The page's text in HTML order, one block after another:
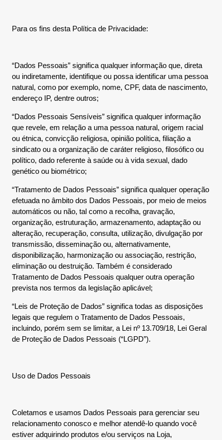
Para os fins desta Política de Privacidade:
“Dados Pessoais” significa qualquer informação que, direta
ou indiretamente, identifique ou possa identificar uma pessoa
natural, como por exemplo, nome, CPF, data de nascimento,
endereço IP, dentre outros;
“Dados Pessoais Sensíveis” significa qualquer informação
que revele, em relação a uma pessoa natural, origem racial
ou étnica, convicção religiosa, opinião política, filiação a
sindicato ou a organização de caráter religioso, filosófico ou
político, dado referente à saúde ou à vida sexual, dado
genético ou biométrico;
“Tratamento de Dados Pessoais” significa qualquer operação
efetuada no âmbito dos Dados Pessoais, por meio de meios
automáticos ou não, tal como a recolha, gravação,
organização, estruturação, armazenamento, adaptação ou
alteração, recuperação, consulta, utilização, divulgação por
transmissão, disseminação ou, alternativamente,
disponibilização, harmonização ou associação, restrição,
eliminação ou destruição. Também é considerado
Tratamento de Dados Pessoais qualquer outra operação
prevista nos termos da legislação aplicável;
“Leis de Proteção de Dados” significa todas as disposições
legais que regulem o Tratamento de Dados Pessoais,
incluindo, porém sem se limitar, a Lei nº 13.709/18, Lei Geral
de Proteção de Dados Pessoais (“LGPD”).
Uso de Dados Pessoais
Coletamos e usamos Dados Pessoais para gerenciar seu
relacionamento conosco e melhor atendê-lo quando você
estiver adquirindo produtos e/ou serviços na Loja,